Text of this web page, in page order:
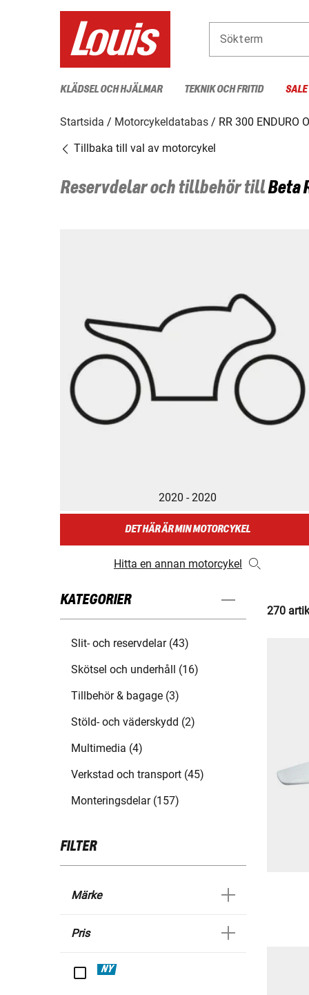
Sökterm
KLÄDSEL OCH HJÄLMAR TEKNIK OCH FRITID
Startsida Motorcykeldatabas
RR 300 ENDURO
Tillbaka till val av motorcykel
Reservdelar och tillbehör tillBeta
2020 - 2020
DET HÄR ÄR MIN MOTORCYKEL
Hitta en annan motorcykel
KATEGORIER
Slit- och reservdelar (43)
Skötsel och underhåll (16)
Tillbehör & bagage (3)
Stöld- och väderskydd (2)
Multimedia (4)
Verkstad och transport (45)
Monteringsdelar (157)
FILTER
Märke
Pris
NY
270